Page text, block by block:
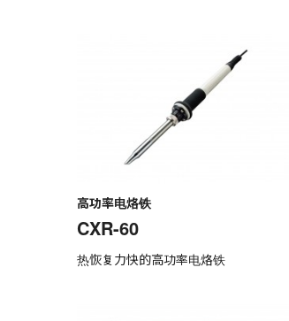
高功率电烙铁
CXR-60
热恢复力快的高功率电烙铁